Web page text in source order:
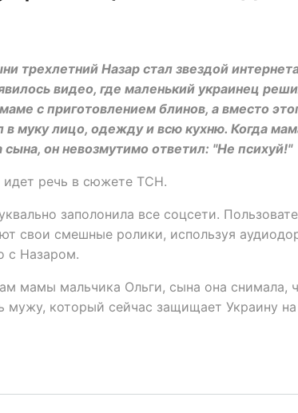
трехлетний Назар стал звездой
видео, где маленький украинец
с приготовлением блинов, а вместо
в муку лицо, одежду и всю кухню. Когда
сына, он невозмутимо ответил: "Не психуй!"
идет речь в сюжете ТСН.
заполонила все соцсети.
свои смешные ролики, используя
с Назаром.
мамы мальчика Ольги, сына она снимала,
мужу, который сейчас защищает Украину на